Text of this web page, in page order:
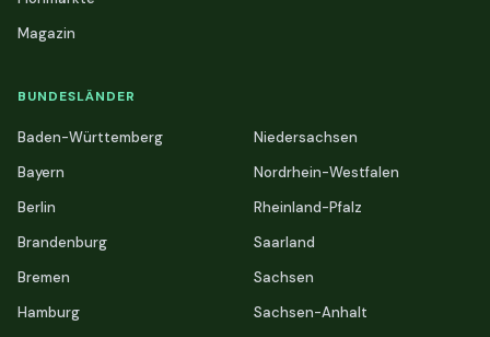
Magazin
BUNDESLÄNDER
Baden-Württemberg
Bayern
Berlin
Brandenburg
Bremen
Hamburg
Niedersachsen
Nordrhein-Westfalen
Rheinland-Pfalz
Saarland
Sachsen
Sachsen-Anhalt